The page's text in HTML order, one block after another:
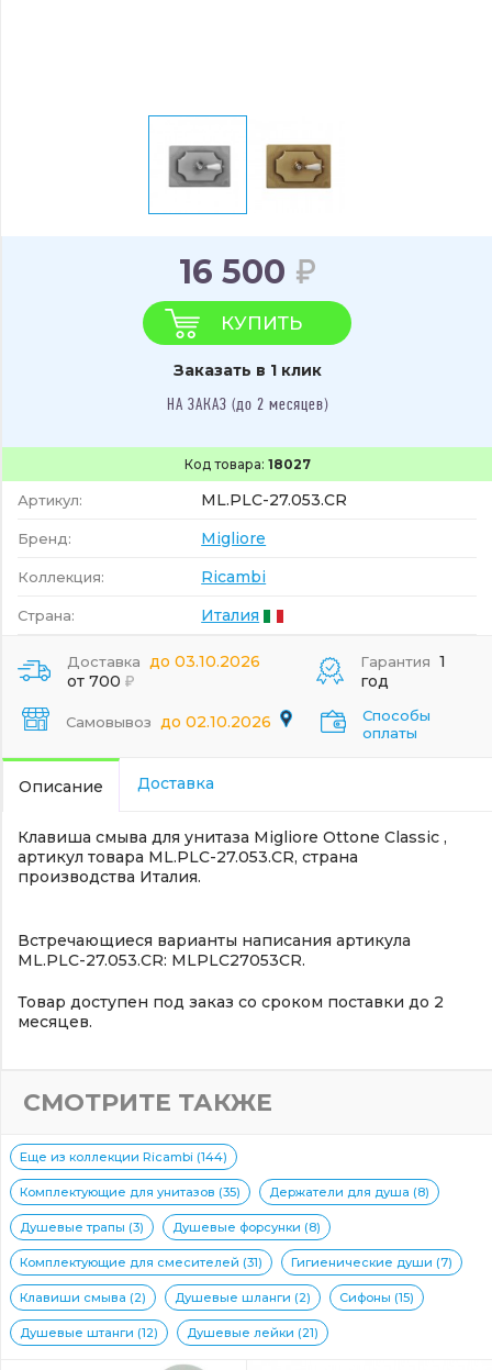
Код товара: 18027
Артикул: ML.PLC-27.053.CR
Бренд: Migliore
Коллекция: Ricambi
Страна: Италия
16 500
КУПИТЬ
Заказать в 1 клик
НА ЗАКАЗ (до 2 месяцев)
Доставка до 03.10.2026
от 700
Самовывоз до 02.10.2026
Гарантия 1
год
Способы
оплаты
Описание Доставка
Клавиша смыва для унитаза Migliore Ottone Classic ,
артикул товара ML.PLC-27.053.CR, страна
производства Италия.
Встречающиеся варианты написания артикула
ML.PLC-27.053.CR: MLPLC27053CR.
Товар доступен под заказ со сроком поставки до 2
месяцев.
СМОТРИТЕ ТАКЖЕ
Еще из коллекции Ricambi (144)
Комплектующие для унитазов (35) Держатели для душа (8)
Душевые трапы (3) Душевые форсунки (8)
Комплектующие для смесителей (31) Гигиенические души (7)
Клавиши смыва (2) Душевые шланги (2) Сифоны (15)
Душевые штанги (12) Душевые лейки (21)